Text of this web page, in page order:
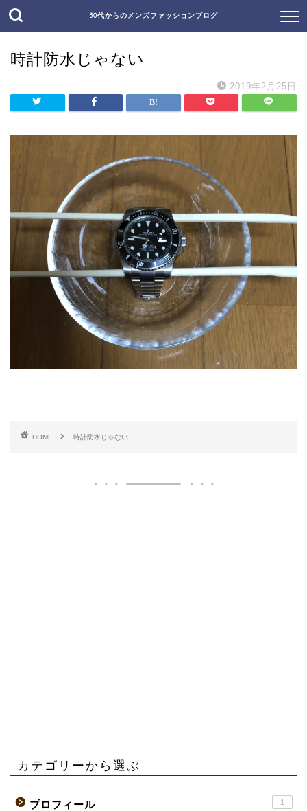
30代からのメンズファッションブログ
時計防水じゃない
2019年2月25日
HOME 時計防水じゃない
カテゴリーから選ぶ
プロフィール 1